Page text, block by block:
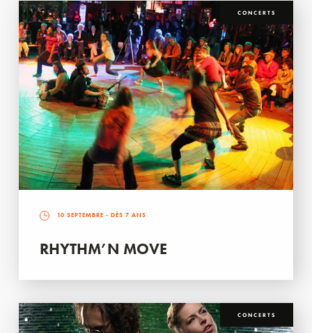
CONCERTS
10 SEPTEMBRE - DÈS 7 ANS
RHYTHM’N MOVE
CONCERTS